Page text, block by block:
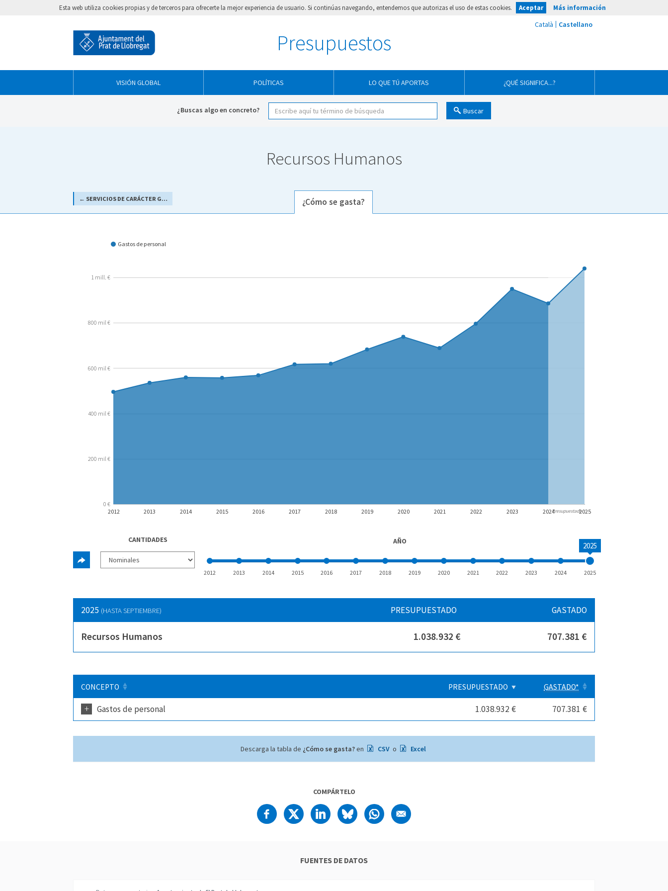
Esta web utiliza cookies propias y de terceros para ofrecerte la mejor experiencia de usuario. Si continúas navegando, entendemos que autorizas el uso de estas cookies. Aceptar Más información
Presupuestos
VISIÓN GLOBAL POLÍTICAS LO QUE TÚ APORTAS ¿QUÉ SIGNIFICA...?
¿Buscas algo en concreto? Buscar
← SERVICIOS DE CARÁCTER GENERAL
Recursos Humanos
¿Cómo se gasta?
Gastos de personal
2012 2013 2014 2015 2016 2017 2018 2019 2020 2021 2022 2023 2024 2025
0 €
200 mil €
400 mil €
600 mil €
800 mil €
1 mill. €
Presupuestado
CANTIDADES AÑO 2025
2012 2013 2014 2015 2016 2017 2018 2019 2020 2021 2022 2023 2024 2025
2025 (HASTA SEPTIEMBRE) PRESUPUESTADO GASTADO
Recursos Humanos 1.038.932 € 707.381 €
CONCEPTO PRESUPUESTADO GASTADO*
+ Gastos de personal 1.038.932 € 707.381 €
Descarga la tabla de ¿Cómo se gasta?en CSV o Excel
COMPÁRTELO
FUENTES DE DATOS